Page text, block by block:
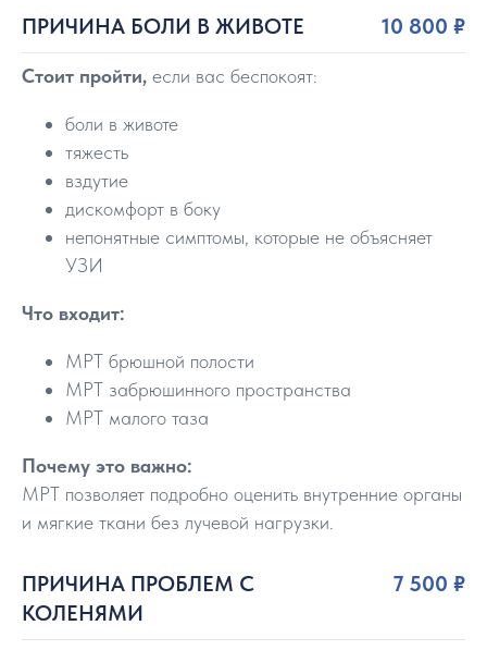
ПРИЧИНА БОЛИ В ЖИВОТЕ 10 800 ₽
Стоит пройти, если вас беспокоят:
боли в животе
тяжесть
вздутие
дискомфорт в боку
непонятные симптомы, которые не объясняет
УЗИ
Что входит:
МРТ брюшной полости
МРТ забрюшинного пространства
МРТ малого таза
Почему это важно:
МРТ позволяет подробно оценить внутренние органы
и мягкие ткани без лучевой нагрузки.
ПРИЧИНА ПРОБЛЕМ С
КОЛЕНЯМИ
7 500 ₽